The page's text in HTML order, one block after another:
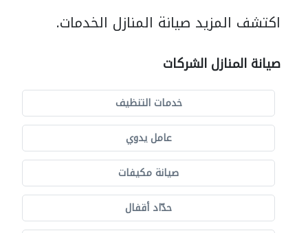
اكتشف المزيد صيانة المنازل الخدمات.
صيانة المنازل الشركات
خدمات التنظيف
عامل يدوي
صيانة مكيفات
حدّاد أقفال